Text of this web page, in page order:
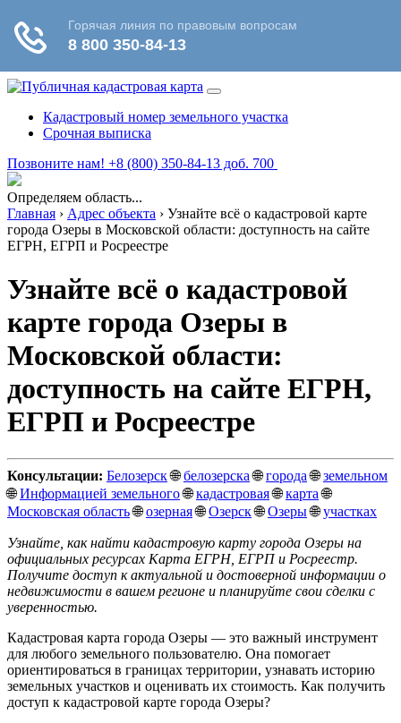
Кадастровый номер земельного участка
Срочная выписка
Позвоните нам! +8 (800) 350-84-13 доб. 700
Определяем область...
Главная › Адрес объекта › Узнайте всё о кадастровой карте
города Озеры в Московской области: доступность на сайте
ЕГРН, ЕГРП и Росреестре
Узнайте всё о кадастровой
карте города Озеры в
Московской области:
доступность на сайте ЕГРН,
ЕГРП и Росреестре
Консультации: Белозерск🌐белозерска🌐города🌐земельном
🌐Информацией земельного🌐кадастровая🌐карта🌐
Московская область🌐озерная🌐Озерск🌐Озеры🌐участках
Узнайте, как найти кадастровую карту города Озеры на
официальных ресурсах Карта ЕГРН, ЕГРП и Росреестр.
Получите доступ к актуальной и достоверной информации о
недвижимости в вашем регионе и планируйте свои сделки с
уверенностью.
Кадастровая карта города Озеры — это важный инструмент
для любого земельного пользователю. Она помогает
ориентироваться в границах территории, узнавать историю
земельных участков и оценивать их стоимость. Как получить
доступ к кадастровой карте города Озеры?